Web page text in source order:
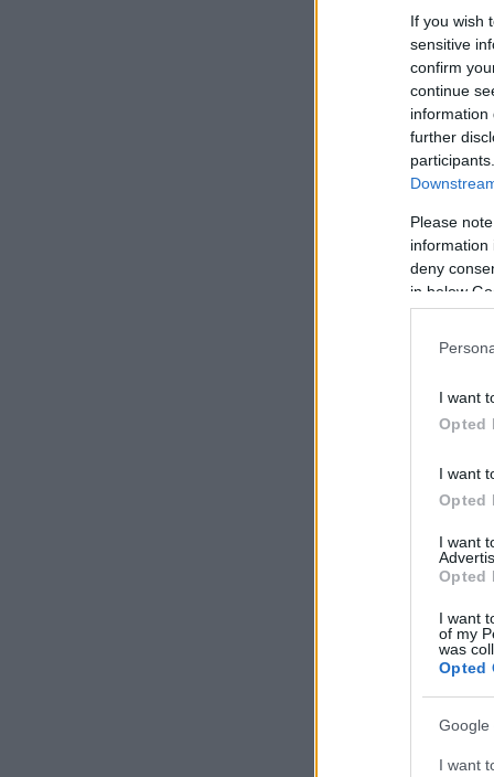
If you wish
sensitive
confirm
continue
information
further
Please
information
deny
in below
I want
Opted
I want
Opted
I want
Opted
I want
of my
was
Opted
Google
I want